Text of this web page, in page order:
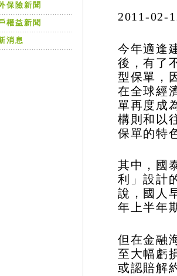
保險新聞
權益新聞
消息
2011-02-
今年適逢
後，有了
型保單，
在全球經
單再度成
構則和以
保單的特
其中，國
利」設計
說，國人
年上半年
但在金融
至大幅虧
或認賠解